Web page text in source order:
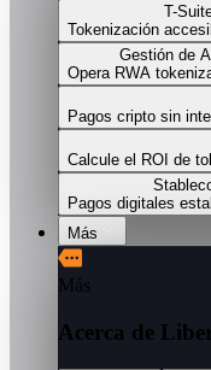
T-
Tokenización
Gestión de
Opera RWA
Pagos cripto sin
Calcule el ROI de
Pagos digitales
Más
Más
Acerca de